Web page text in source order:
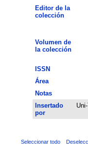
Editor de la
colección
Volumen de
la colección
ISSN
Área
Notas
Insertado
por
Seleccionar todo